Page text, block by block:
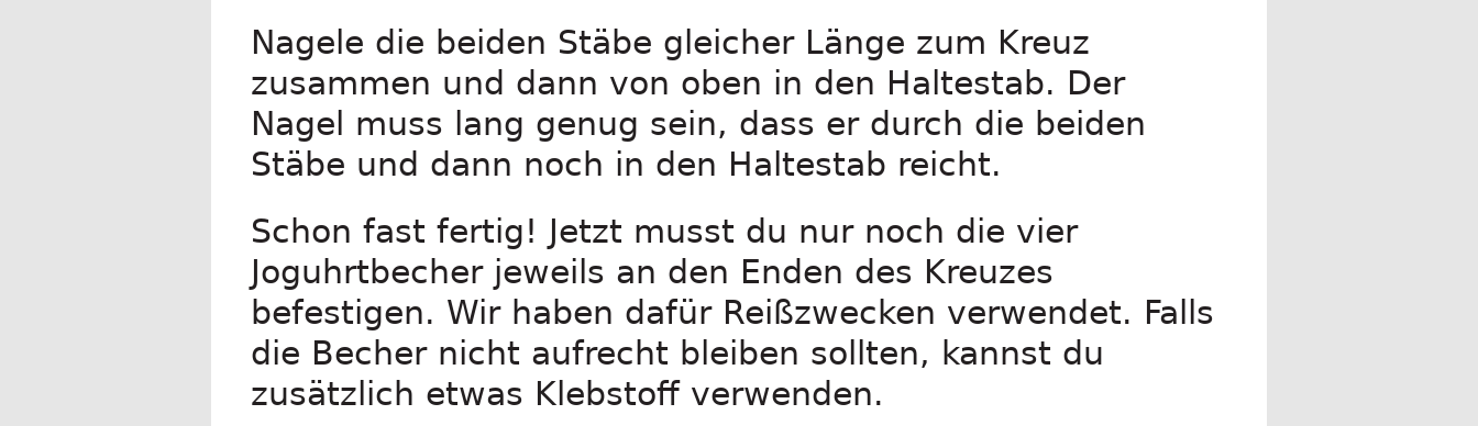
Nagele die beiden Stäbe gleicher Länge zum Kreuz
zusammen und dann von oben in den Haltestab. Der
Nagel muss lang genug sein, dass er durch die beiden
Stäbe und dann noch in den Haltestab reicht.
Schon fast fertig! Jetzt musst du nur noch die vier
Joguhrtbecher jeweils an den Enden des Kreuzes
befestigen. Wir haben dafür Reißzwecken verwendet. Falls
die Becher nicht aufrecht bleiben sollten, kannst du
zusätzlich etwas Klebstoff verwenden.